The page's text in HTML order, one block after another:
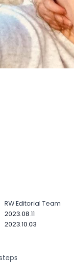
RW Editorial Team
2023.08.11
2023.10.03